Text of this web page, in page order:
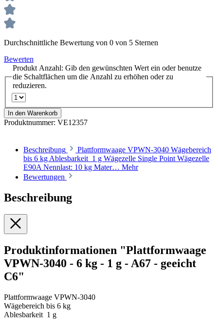
Durchschnittliche Bewertung von 0 von 5 Sternen
Bewerten
Produkt Anzahl: Gib den gewünschten Wert ein oder benutze
die Schaltflächen um die Anzahl zu erhöhen oder zu
reduzieren.
In den Warenkorb
Produktnummer: VE12357
Beschreibung
Plattformwaage VPWN-3040 Wägebereich
bis 6 kg Ablesbarkeit 1 g Wägezelle Single Point Wägezelle
E90A Nennlast: 10 kg Mater… Mehr
Bewertungen
Beschreibung
Produktinformationen "Plattformwaage
VPWN-3040 - 6 kg - 1 g - A67 - geeicht
C6"
Plattformwaage VPWN-3040
Wägebereich bis 6 kg
Ablesbarkeit 1 g